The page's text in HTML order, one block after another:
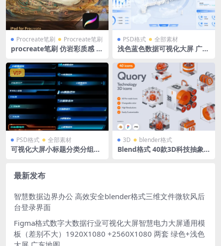
Procreate笔刷 Procreate笔刷
procreate笔刷 仿岩彩质感 敦
PSD格式 全部素材
浅色蓝色数据可视化大屏 广东
VIP
PSD格式 全部素材
可视化大屏小标题分类分组标
3D blender格式
Blend格式 40款3D科技抽象
最新发布
智慧数据边界办公 高效安全blender格式三维文件微软风后
台登录界面
Figma格式数字大数据行业可视化大屏智慧电力大屏通用模
板（差别不大）1920X1080 +2560X1080 两套 绿色+浅色